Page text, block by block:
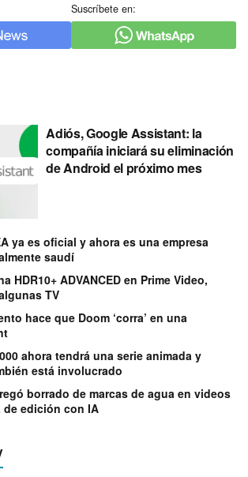
Suscríbete en:
Adiós, Google Assistant: la
compañía iniciará su eliminación
de Android el próximo mes
ya es oficial y ahora es una empresa
saudí
HDR10+ ADVANCED en Prime Video,
TV
hace que Doom ‘corra’ en una
ahora tendrá una serie animada y
está involucrado
borrado de marcas de agua en videos
de edición con IA